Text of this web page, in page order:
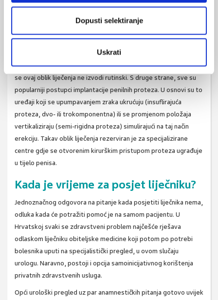
Dopusti selektiranje
Uskrati
Zadnja linija terapije odnosi se na kirurško liječenje, obično joj se
pristupa kada ranije navedeni oblici liječenja podbace. Ukoliko se
ekstezivne uroradiološke obrade, u pomno odabranih se
bolesnika, može pokušati arterijska revaskularizacija i/ili venska
rekonstrukcija s diskutabilnim krajnjim rezultatima. Zbog toga
se ovaj oblik liječenja ne izvodi rutinski. S druge strane, sve su
popularniji postupci implantacije penilnih proteza. U osnovi su to
uređaji koji se upumpavanjem zraka ukrućuju (insuflirajuća
proteza, dvo- ili trokomponentna) ili se promjenom položaja
vertikaliziraju (semi-rigidna proteza) simulirajući na taj način
erekciju. Takav oblik liječenja rezerviran je za specijalizirane
centre gdje se otvorenim kirurškim pristupom proteza ugrađuje
u tijelo penisa.
Kada je vrijeme za posjet liječniku?
Jednoznačnog odgovora na pitanje kada posjetiti liječnika nema,
odluka kada će potražiti pomoć je na samom pacijentu. U
Hrvatskoj svaki se zdravstveni problem najčešće rješava
odlaskom liječniku obiteljske medicine koji potom po potrebi
bolesnika uputi na specijalistički pregled, u ovom slučaju
urologu. Naravno, postoji i opcija samoinicijativnog korištenja
privatnih zdravstvenih usluga.
Opći urološki pregled uz par anamnestičkih pitanja gotovo uvijek